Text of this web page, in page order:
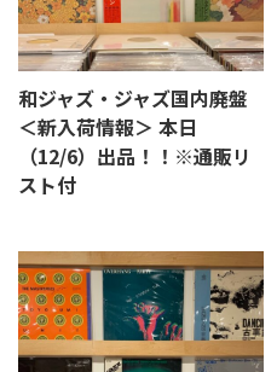
和ジャズ・ジャズ国内廃盤
＜新入荷情報＞ 本日
（12/6）出品！！※通販リ
スト付